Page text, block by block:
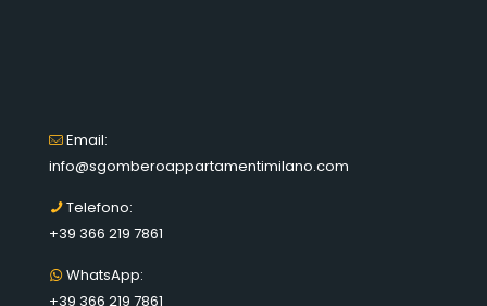
Email:
info@sgomberoappartamentimilano.com
Telefono:
+39 366 219 7861
WhatsApp:
+39 366 219 7861